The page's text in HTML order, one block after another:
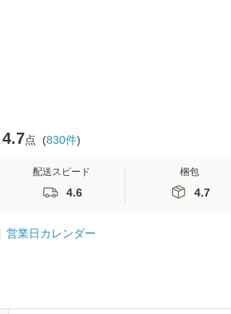
4.7点 (830件)
配送スピード
4.6
梱包
4.7
営業日カレンダー